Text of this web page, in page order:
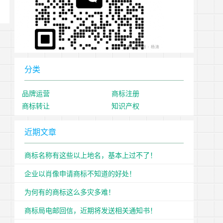
分类
品牌运营
商标注册
商标转让
知识产权
近期文章
商标名称有这些以上地名，基本上过不了！
企业以肖像申请商标不知道的好处！
为何有的商标这么多灾多难！
商标局电邮回信，近期将发送相关通知书！